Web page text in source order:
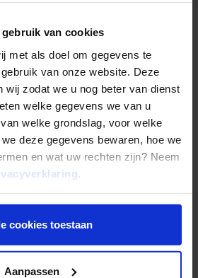
van cookies
met als doel om gegevens te
van onze website. Deze
wij zodat we u nog beter van dienst
welke gegevens we van u
welke grondslag, voor welke
deze gegevens bewaren, hoe we
en wat uw rechten zijn? Neem
cookies toestaan
Aanpassen
over het fictieve rendement
willen investeren vanuit een bv kan
anonimiteit verliest. ‘Iedereen kan
de jaarrekening van je bv
zien wat je vermogen is.’
naar box 3
je opnieuw 10,4%